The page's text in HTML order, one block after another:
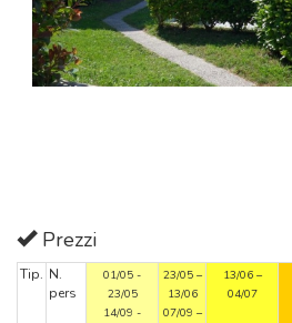
Prezzi
Tip. N.
pers
01/05 -
23/05
14/09 -
23/05 –
13/06
07/09 –
13/06 –
04/07